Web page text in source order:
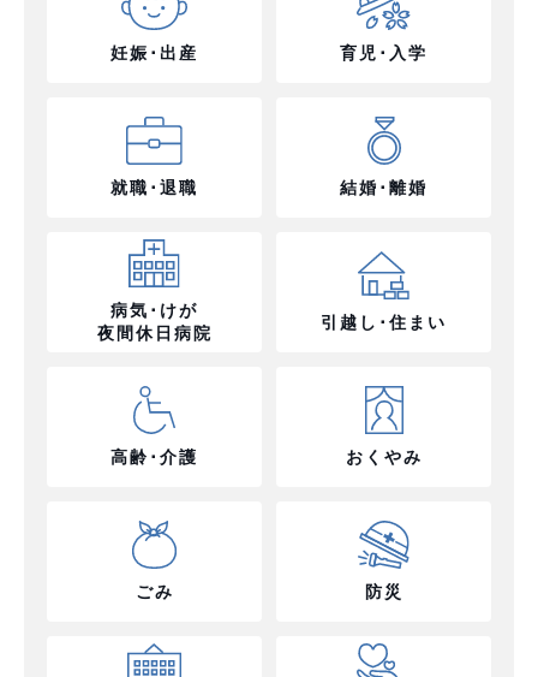
妊娠･出産 育児･入学
就職･退職 結婚･離婚
病気･けが
夜間休日病院
引越し･住まい
高齢･介護 おくやみ
ごみ 防災